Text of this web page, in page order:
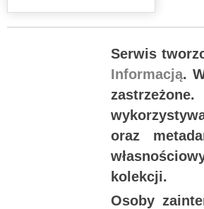
Serwis
Informacją.
oraz
kolekcji.
Osoby